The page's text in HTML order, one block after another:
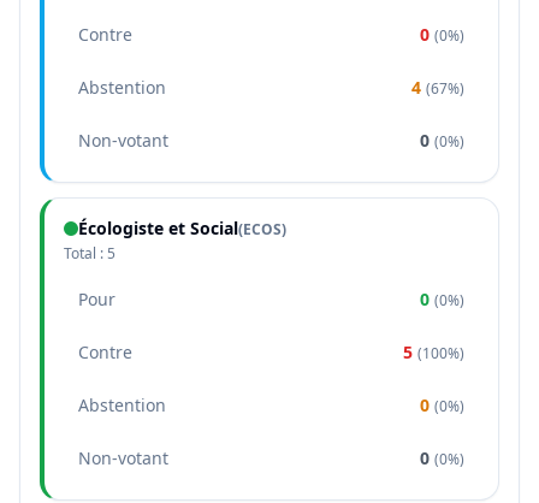
Contre 0 (0%)
Abstention 4 (67%)
Non-votant 0 (0%)
Écologiste et Social(ECOS)
Total : 5
Pour 0 (0%)
Contre 5 (100%)
Abstention 0 (0%)
Non-votant 0 (0%)